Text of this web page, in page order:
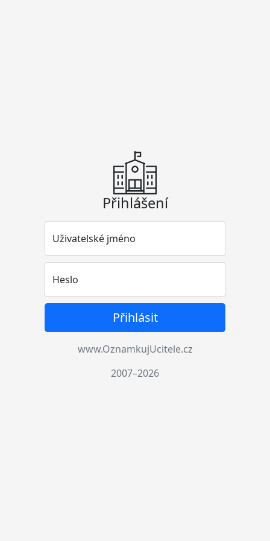
Přihlášení
Uživatelské jméno
Heslo
Přihlásit
www.OznamkujUcitele.cz
2007–2026